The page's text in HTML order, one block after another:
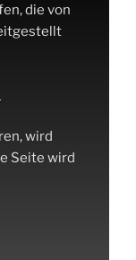
die von
wird
Seite wird